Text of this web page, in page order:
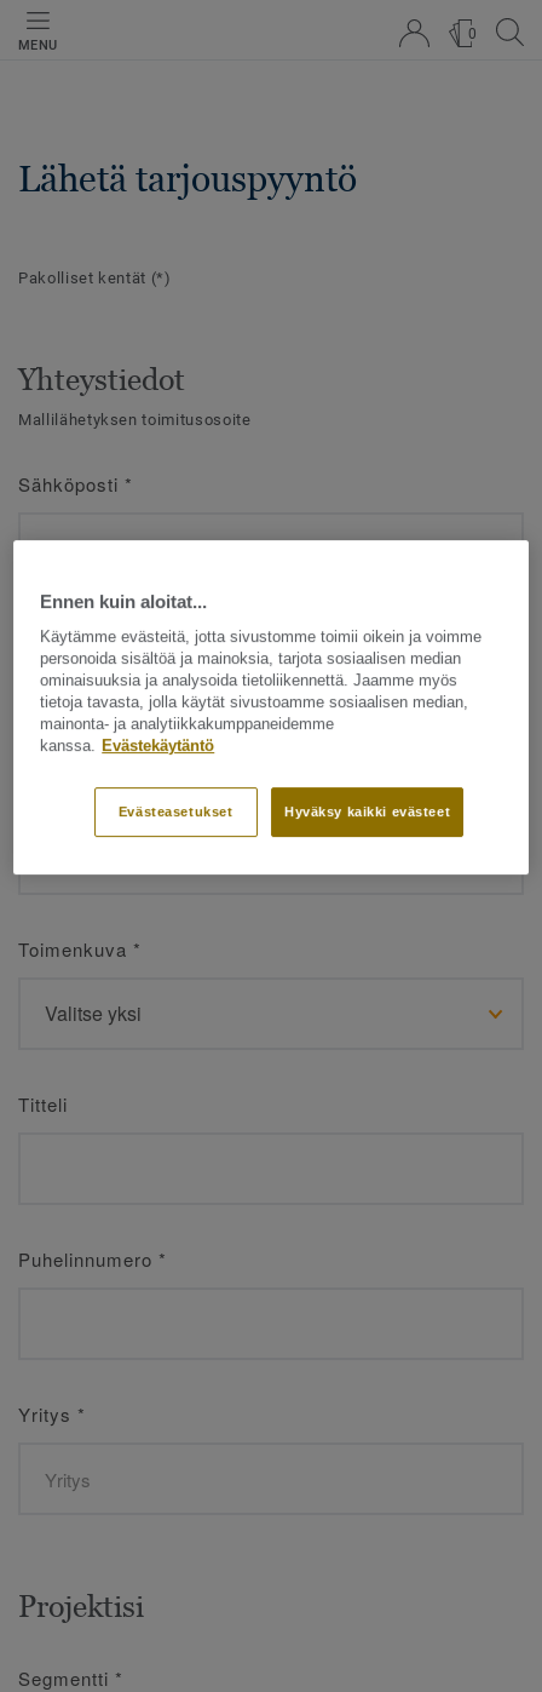
MENU
0
Lähetä tarjouspyyntö
Pakolliset kentät (*)
Yhteystiedot
Mallilähetyksen toimitusosoite
Sähköposti *
Etunimi*
Sukunimi*
Toimenkuva *
Titteli
Puhelinnumero *
Yritys *
Projektisi
Segmentti *
Ennen kuin aloitat...
Käytämme evästeitä, jotta sivustomme toimii oikein ja voimme
personoida sisältöä ja mainoksia, tarjota sosiaalisen median
ominaisuuksia ja analysoida tietoliikennettä. Jaamme myös
tietoja tavasta, jolla käytät sivustoamme sosiaalisen median,
mainonta- ja analytiikkakumppaneidemme
kanssa.
Evästekäytäntö
Hyväksy kaikki evästeet
Evästeasetukset